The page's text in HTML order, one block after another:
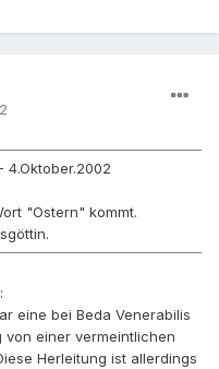
4.Oktober.2002
"Ostern" kommt.
eine bei Beda Venerabilis
von einer vermeintlichen
Herleitung ist allerdings